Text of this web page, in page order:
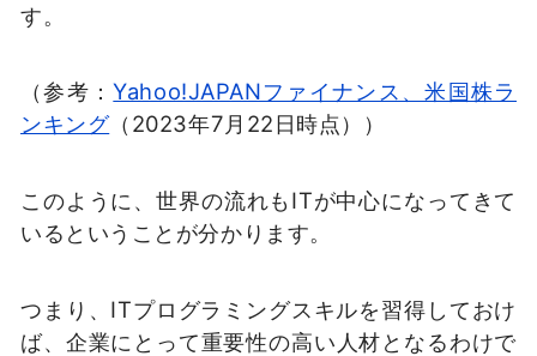
す。
（参考：Yahoo!JAPANファイナンス、米国株ラ
ンキング（2023年7月22日時点））
このように、世界の流れもITが中心になってきて
いるということが分かります。
つまり、ITプログラミングスキルを習得しておけ
ば、企業にとって重要性の高い人材となるわけで